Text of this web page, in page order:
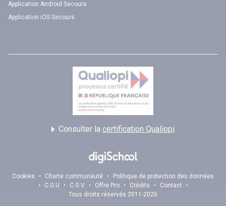
Application Android Secours
Application iOS Secours
Consulter la certification Qualiopi
Cookies • Charte communauté •
Politique de protection des données
•
C.G.U • C.G.V • Offre Pro • Crédits • Contact
•
Tous droits réservés 2011-2025